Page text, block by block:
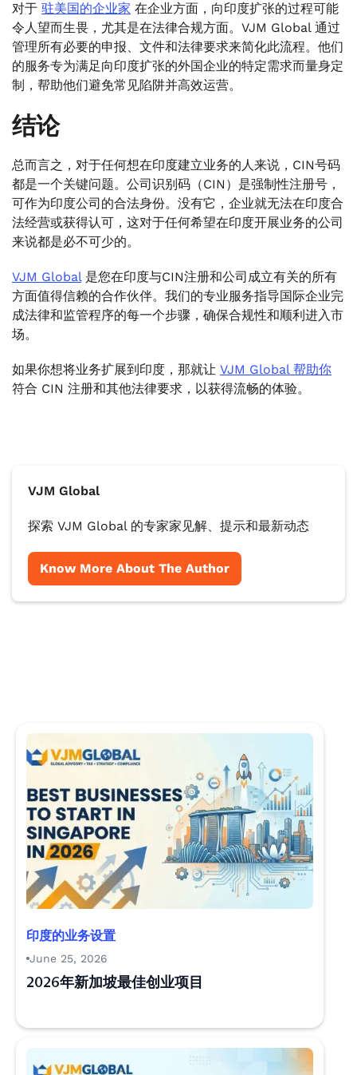
对于 驻美国的企业家 在企业方面，向印度扩张的过程可能
令人望而生畏，尤其是在法律合规方面。VJM Global 通过
管理所有必要的申报、文件和法律要求来简化此流程。他们
的服务专为满足向印度扩张的外国企业的特定需求而量身定
制，帮助他们避免常见陷阱并高效运营。
结论
总而言之，对于任何想在印度建立业务的人来说，CIN号码
都是一个关键问题。公司识别码（CIN）是强制性注册号，
可作为印度公司的合法身份。没有它，企业就无法在印度合
法经营或获得认可，这对于任何希望在印度开展业务的公司
来说都是必不可少的。
VJM Global是您在印度与CIN注册和公司成立有关的所有
方面值得信赖的合作伙伴。我们的专业服务指导国际企业完
成法律和监管程序的每一个步骤，确保合规性和顺利进入市
场。
如果你想将业务扩展到印度，那就让 VJM Global 帮助你
符合 CIN 注册和其他法律要求，以获得流畅的体验。
VJM Global
探索 VJM Global 的专家家见解、提示和最新动态
Know More About The Author
印度的业务设置
June 25, 2026
2026年新加坡最佳创业项目